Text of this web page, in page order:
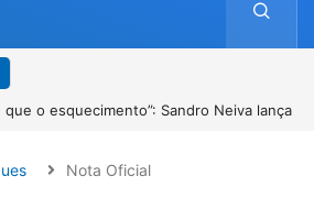
abertas para o Prêmio de Redação e
Nota Oficial